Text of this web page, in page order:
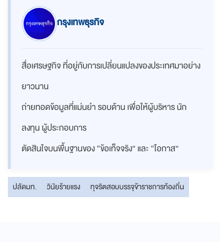
กรุงเทพธุรกิจ
สื่อเศรษฐกิจ ที่อยู่กับการเปลี่ยนแปลงของประเทศมาอย่าง
ยาวนาน
ถ่ายทอดข้อมูลที่แม่นยำ รอบด้าน เพื่อให้ผู้บริหาร นัก
ลงทุน ผู้ประกอบการ
ตัดสินใจบนพื้นฐานของ “ข้อเท็จจริง” และ “โอกาส”
ปลัดมท. วินัยร้ายแรง ทุจริตสอบบรรจุข้าราชการท้องถิ่น